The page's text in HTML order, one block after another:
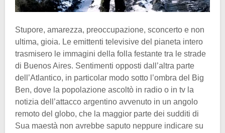
Stupore, amarezza, preoccupazione, sconcerto e non
ultima, gioia. Le emittenti televisive del pianeta intero
trasmisero le immagini della folla festante tra le strade
di Buenos Aires. Sentimenti opposti dall’altra parte
dell’Atlantico, in particolar modo sotto l’ombra del Big
Ben, dove la popolazione ascoltò in radio o in tv la
notizia dell’attacco argentino avvenuto in un angolo
remoto del globo, che la maggior parte dei sudditi di
Sua maestà non avrebbe saputo neppure indicare su